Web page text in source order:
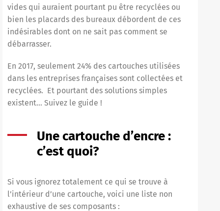
vides qui auraient pourtant pu être recyclées ou
bien les placards des bureaux débordent de ces
indésirables dont on ne sait pas comment se
débarrasser.
En 2017, seulement 24% des cartouches utilisées
dans les entreprises françaises sont collectées et
recyclées. Et pourtant des solutions simples
existent… Suivez le guide !
Une cartouche d’encre :
c’est quoi?
Si vous ignorez totalement ce qui se trouve à
l’intérieur d’une cartouche, voici une liste non
exhaustive de ses composants :